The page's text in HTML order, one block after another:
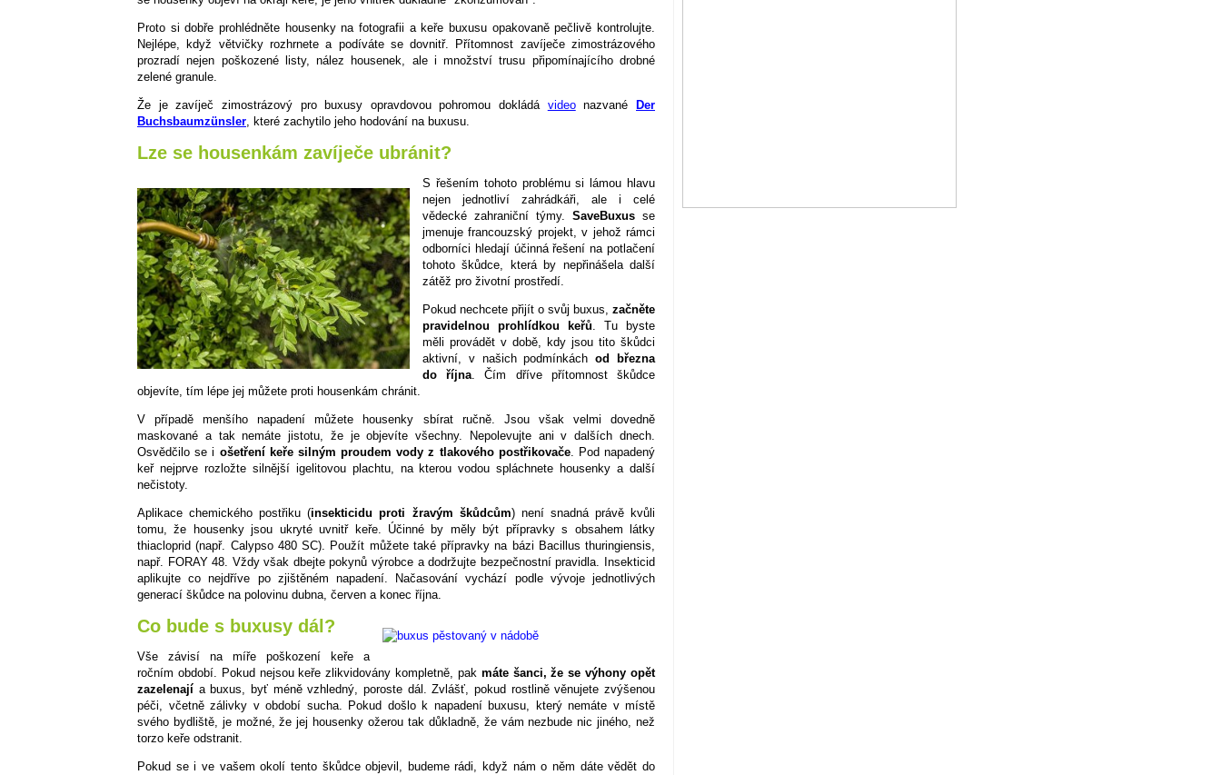
Proto si dobře prohlédněte housenky na fotografii a keře buxusu opakovaně pečlivě kontrolujte.
Nejlépe, když větvičky rozhrnete a podíváte se dovnitř. Přítomnost zavíječe zimostrázového
prozradí nejen poškozené listy, nález housenek, ale i množství trusu připomínajícího drobné
zelené granule.
Že je zavíječ zimostrázový pro buxusy opravdovou pohromou dokládá videonazvanéDer
Buchsbaumzünsler , které zachytilo jeho hodování na buxusu.
Lze se housenkám zavíječe ubránit?
S řešením tohoto problému si lámou hlavu
nejen jednotliví zahrádkáři, ale i celé
vědecké zahraniční týmy. SaveBuxus se
jmenuje francouzský projekt, v jehož rámci
odborníci hledají účinná řešení na potlačení
tohoto škůdce, která by nepřinášela další
zátěž pro životní prostředí.
Pokud nechcete přijít o svůj buxus, začněte
pravidelnou prohlídkou keřů . Tu byste
měli provádět v době, kdy jsou tito škůdci
aktivní, v našich podmínkáchod března
do října . Čím dříve přítomnost škůdce
objevíte, tím lépe jej můžete proti housenkám chránit.
V případě menšího napadení můžete housenky sbírat ručně. Jsou však velmi dovedně
maskované a tak nemáte jistotu, že je objevíte všechny. Nepolevujte ani v dalších dnech.
Osvědčilo se i ošetření keře silným proudem vody z tlakového postřikovače. Pod napadený
keř nejprve rozložte silnější igelitovou plachtu, na kterou vodou spláchnete housenky a další
nečistoty.
Aplikace chemického postřiku (insekticidu proti žravým škůdcům) není snadná právě kvůli
tomu, že housenky jsou ukryté uvnitř keře. Účinné by měly být přípravky s obsahem látky
thiacloprid (např. Calypso 480 SC). Použít můžete také přípravky na bázi Bacillus thuringiensis,
např. FORAY 48. Vždy však dbejte pokynů výrobce a dodržujte bezpečnostní pravidla. Insekticid
aplikujte co nejdříve po zjištěném napadení. Načasování vychází podle vývoje jednotlivých
generací škůdce na polovinu dubna, červen a konec října.
Co bude s buxusy dál?
Vše závisí na míře poškození keře a
ročním období. Pokud nejsou keře zlikvidovány kompletně, pak máte šanci, že se výhony opět
zazelenají a buxus, byť méně vzhledný, poroste dál. Zvlášť, pokud rostlině věnujete zvýšenou
péči, včetně zálivky v období sucha. Pokud došlo k napadení buxusu, který nemáte v místě
svého bydliště, je možné, že jej housenky ožerou tak důkladně, že vám nezbude nic jiného, než
torzo keře odstranit.
Pokud se i ve vašem okolí tento škůdce objevil, budeme rádi, když nám o něm dáte vědět do